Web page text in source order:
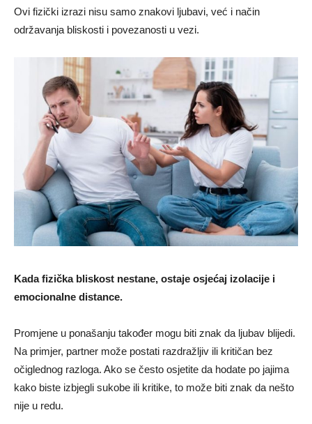
Ovi fizički izrazi nisu samo znakovi ljubavi, već i način
održavanja bliskosti i povezanosti u vezi.
Kada fizička bliskost nestane, ostaje osjećaj izolacije i
emocionalne distance.
Promjene u ponašanju također mogu biti znak da ljubav blijedi.
Na primjer, partner može postati razdražljiv ili kritičan bez
očiglednog razloga. Ako se često osjetite da hodate po jajima
kako biste izbjegli sukobe ili kritike, to može biti znak da nešto
nije u redu.